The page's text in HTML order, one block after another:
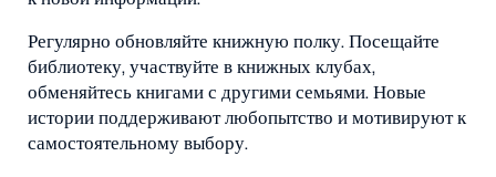
Регулярно обновляйте книжную полку. Посещайте
библиотеку, участвуйте в книжных клубах,
обменяйтесь книгами с другими семьями. Новые
истории поддерживают любопытство и мотивируют к
самостоятельному выбору.